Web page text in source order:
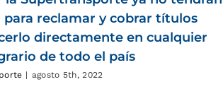
reclamar y cobrar títulos
directamente en cualquier
de todo el país
| agosto 5th, 2022